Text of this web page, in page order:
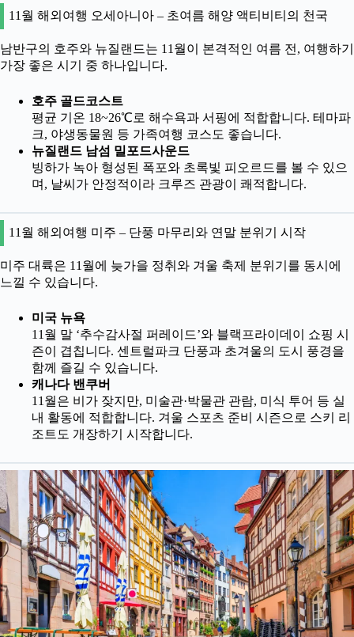
11월 해외여행 오세아니아 – 초여름 해양 액티비티의 천국
남반구의 호주와 뉴질랜드는 11월이 본격적인 여름 전, 여행하기
가장 좋은 시기 중 하나입니다.
호주 골드코스트
평균 기온 18~26℃로 해수욕과 서핑에 적합합니다. 테마파
크, 야생동물원 등 가족여행 코스도 좋습니다.
뉴질랜드 남섬 밀포드사운드
빙하가 녹아 형성된 폭포와 초록빛 피오르드를 볼 수 있으
며, 날씨가 안정적이라 크루즈 관광이 쾌적합니다.
11월 해외여행 미주 – 단풍 마무리와 연말 분위기 시작
미주 대륙은 11월에 늦가을 정취와 겨울 축제 분위기를 동시에
느낄 수 있습니다.
미국 뉴욕
11월 말 ‘추수감사절 퍼레이드’와 블랙프라이데이 쇼핑 시
즌이 겹칩니다. 센트럴파크 단풍과 초겨울의 도시 풍경을
함께 즐길 수 있습니다.
캐나다 밴쿠버
11월은 비가 잦지만, 미술관·박물관 관람, 미식 투어 등 실
내 활동에 적합합니다. 겨울 스포츠 준비 시즌으로 스키 리
조트도 개장하기 시작합니다.